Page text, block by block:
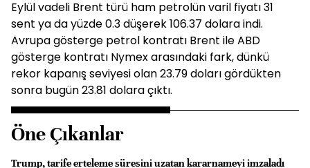
Eylül vadeli Brent türü ham petrolün varil fiyatı 31
sent ya da yüzde 0.3 düşerek 106.37 dolara indi.
Avrupa gösterge petrol kontratı Brent ile ABD
gösterge kontratı Nymex arasındaki fark, dünkü
rekor kapanış seviyesi olan 23.79 doları gördükten
sonra bugün 23.81 dolara çıktı.
Öne Çıkanlar
Trump, tarife erteleme süresini uzatan kararnameyi imzaladı